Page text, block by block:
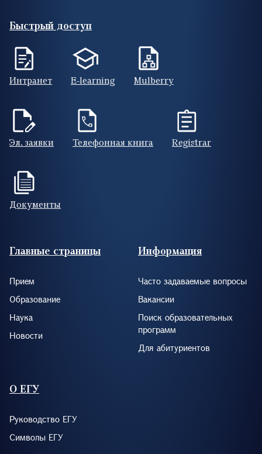
Быстрый доступ
Интранет E-learning Mulberry
Эл. заявки Телефонная книга Registrar
Документы
Footer (RUS)
Главные страницы
Прием
Образование
Наука
Новости
Информация
Часто задаваемые вопросы
Вакансии
Поиск образовательных
программ
Для абитуриентов
О ЕГУ
Руководство ЕГУ
Символы ЕГУ